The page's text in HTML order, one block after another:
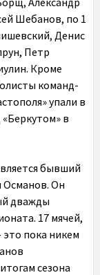
Шебанов, по 1
Денис
Петр
Кроме
команд-
упали в
«Беркутом» в
бывший
Османов. Он
дважды
17 мячей,
пока никем
сезона